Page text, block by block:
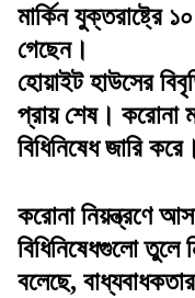
মার্কিন যুক্তরাষ্ট্রে
গেছেন।
হোয়াইট হাউসের
প্রায় শেষ। করোনা
বিধিনিষেধ জারি করে।
করোনা নিয়ন্ত্রণে
বিধিনিষেধগুলো তুলে
বলেছে, বাধ্যবাধকতার